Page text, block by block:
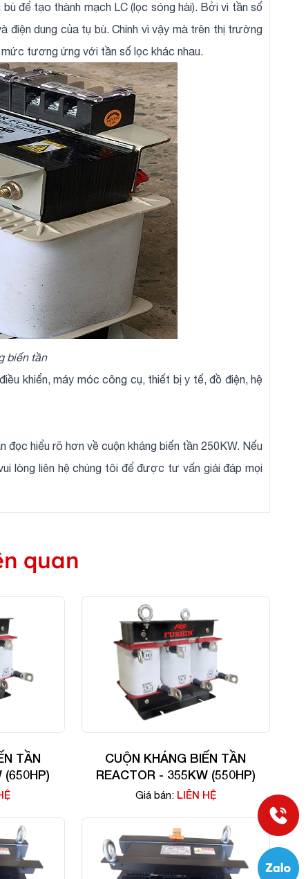
để tạo thành mạch LC (lọc sóng hài). Bởi vì tần số
điện dung của tụ bù. Chính vì vậy mà trên thị trường
tương ứng với tần số lọc khác nhau.
biến tần
khiển, máy móc công cụ, thiết bị y tế, đồ điện, hệ
hiểu rõ hơn về cuộn kháng biến tần 250KW. Nếu
lòng liên hệ chúng tôi để được tư vấn giải đáp mọi
quan
TẦN
(650HP)
CUỘN KHÁNG BIẾN TẦN
REACTOR - 355KW (550HP)
Giá bán: LIÊN HỆ